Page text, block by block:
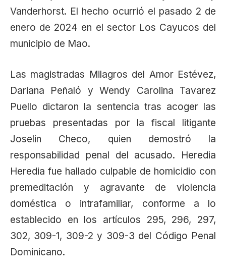
Vanderhorst. El hecho ocurrió el pasado 2 de
enero de 2024 en el sector Los Cayucos del
municipio de Mao.
Las magistradas Milagros del Amor Estévez,
Dariana Peñaló y Wendy Carolina Tavarez
Puello dictaron la sentencia tras acoger las
pruebas presentadas por la fiscal litigante
Joselin Checo, quien demostró la
responsabilidad penal del acusado. Heredia
Heredia fue hallado culpable de homicidio con
premeditación y agravante de violencia
doméstica o intrafamiliar, conforme a lo
establecido en los artículos 295, 296, 297,
302, 309-1, 309-2 y 309-3 del Código Penal
Dominicano.